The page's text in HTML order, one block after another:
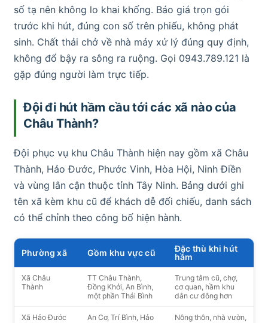
số tạ nên không lo khai khống. Báo giá trọn gói
trước khi hút, đúng con số trên phiếu, không phát
sinh. Chất thải chở về nhà máy xử lý đúng quy định,
không đổ bậy ra sông ra ruộng. Gọi 0943.789.121 là
gặp đúng người làm trực tiếp.
Đội đi hút hầm cầu tới các xã nào của
Châu Thành?
Đội phục vụ khu Châu Thành hiện nay gồm xã Châu
Thành, Hảo Đước, Phước Vinh, Hòa Hội, Ninh Điền
và vùng lân cận thuộc tỉnh Tây Ninh. Bảng dưới ghi
tên xã kèm khu cũ để khách dễ đối chiếu, danh sách
có thể chỉnh theo công bố hiện hành.
Phường xã Gồm khu vực cũ
Đặc thù khi hút
hầm
Xã Châu
Thành
TT Châu Thành,
Đồng Khởi, An Bình,
một phần Thái Bình
Trung tâm cũ, chợ,
cơ quan, hầm khu
dân cư đông hơn
Xã Hảo Đước
An Cơ, Trí Bình, Hảo
Nông thôn, nhà vườn,